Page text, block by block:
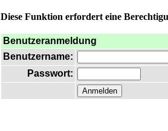
Diese Funktion erfordert eine
Benutzeranmeldung
Benutzername:
Passwort: